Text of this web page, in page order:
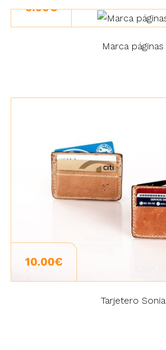
6.00€
Marca páginas
10.00€
Tarjetero Sonia